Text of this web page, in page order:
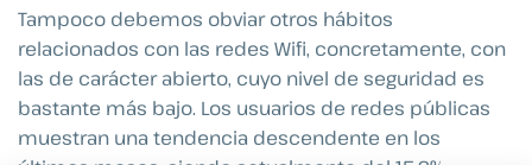
Tampoco debemos obviar otros hábitos
relacionados con las redes Wifi, concretamente, con
las de carácter abierto, cuyo nivel de seguridad es
bastante más bajo. Los usuarios de redes públicas
muestran una tendencia descendente en los